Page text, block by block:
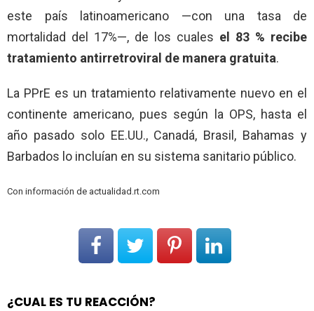
este país latinoamericano —con una tasa de
mortalidad del 17%—, de los cuales el 83 % recibe
tratamiento antirretroviral de manera gratuita.
La PPrE es un tratamiento relativamente nuevo en el
continente americano, pues según la OPS, hasta el
año pasado solo EE.UU., Canadá, Brasil, Bahamas y
Barbados lo incluían en su sistema sanitario público.
Con información de actualidad.rt.com
¿CUAL ES TU REACCIÓN?